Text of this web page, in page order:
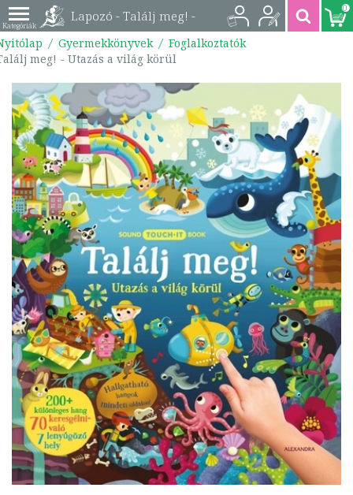
Lapozó - Találj meg! -
Utazás a világ körül |
9786151110454
0
Gyermekkönyvek
Foglalkoztatók
meg! - Utazás a világ körül